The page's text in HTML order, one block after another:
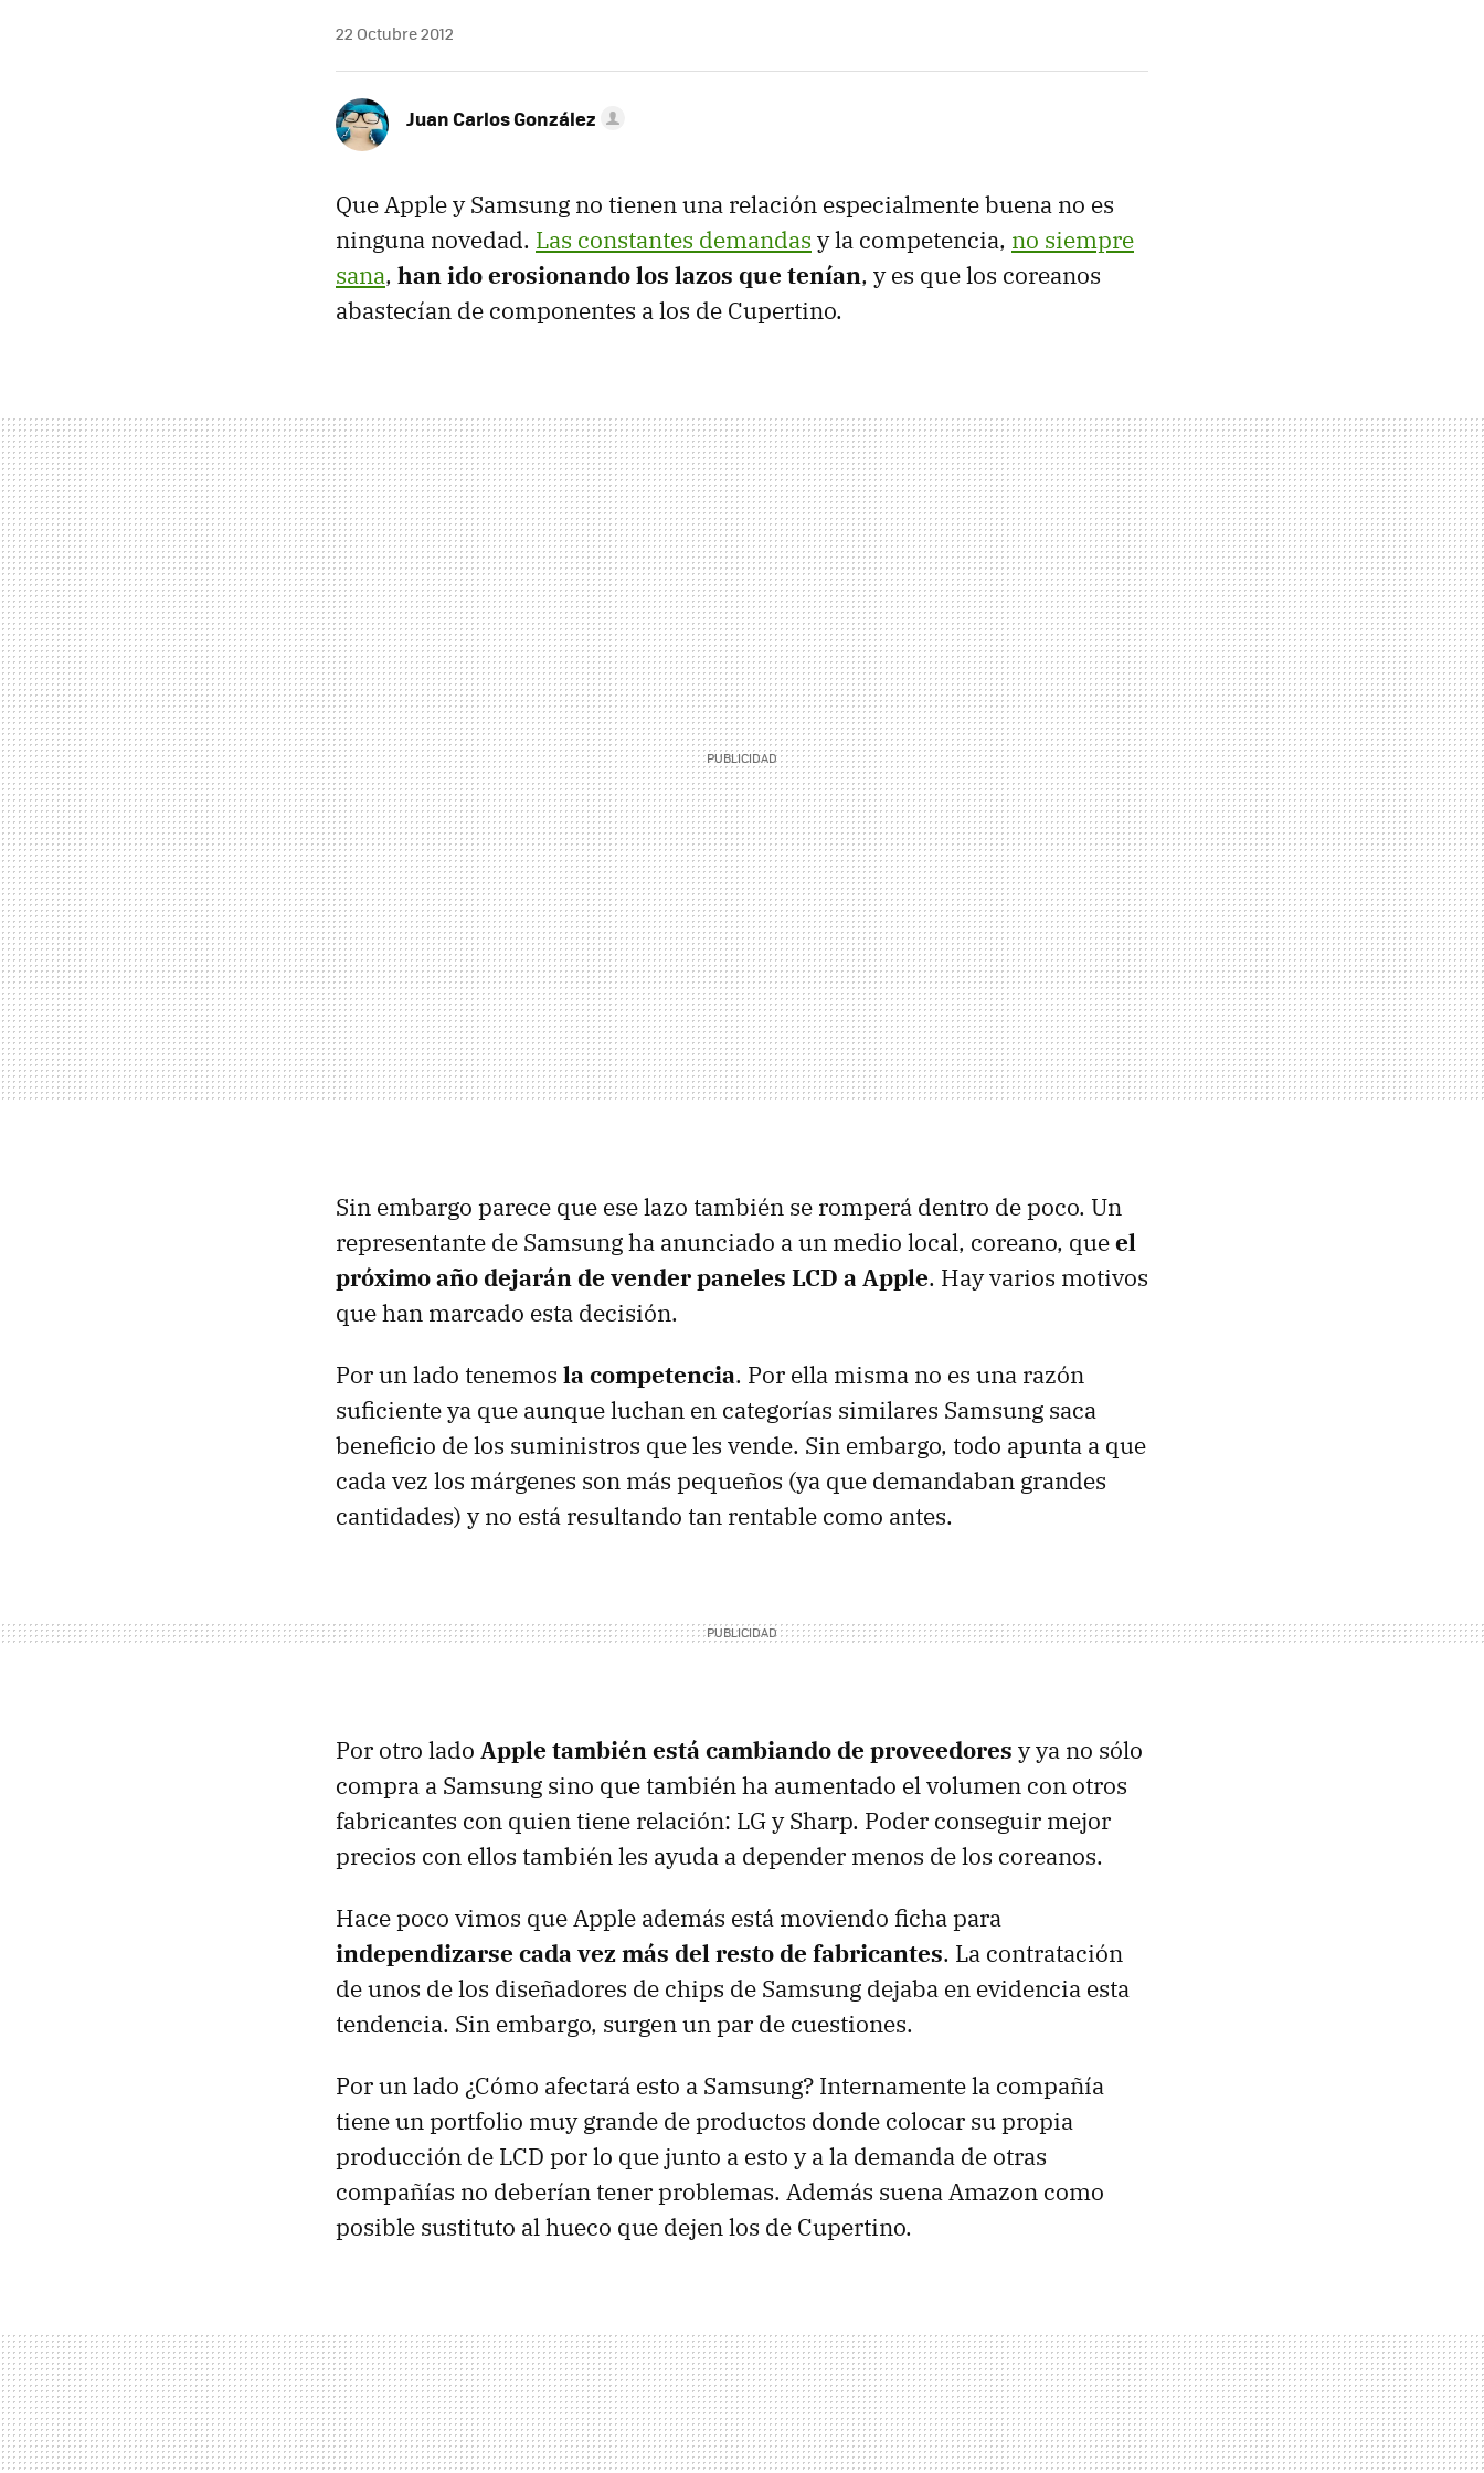
22 Octubre 2012
Juan Carlos González
Que Apple y Samsung no tienen una relación especialmente buena no es
ninguna novedad. Las constantes demandas y la competencia, no siempre
sana, han ido erosionando los lazos que tenían, y es que los coreanos
abastecían de componentes a los de Cupertino.
Sin embargo parece que ese lazo también se romperá dentro de poco. Un
representante de Samsung ha anunciado a un medio local, coreano, queel
próximo año dejarán de vender paneles LCD a Apple. Hay varios motivos
que han marcado esta decisión.
Por un lado tenemos la competencia. Por ella misma no es una razón
suficiente ya que aunque luchan en categorías similares Samsung saca
beneficio de los suministros que les vende. Sin embargo, todo apunta a que
cada vez los márgenes son más pequeños (ya que demandaban grandes
cantidades) y no está resultando tan rentable como antes.
Por otro lado Apple también está cambiando de proveedores y ya no sólo
compra a Samsung sino que también ha aumentado el volumen con otros
fabricantes con quien tiene relación: LG y Sharp. Poder conseguir mejor
precios con ellos también les ayuda a depender menos de los coreanos.
Hace poco vimos que Apple además está moviendo ficha para
independizarse cada vez más del resto de fabricantes. La contratación
de unos de los diseñadores de chips de Samsung dejaba en evidencia esta
tendencia. Sin embargo, surgen un par de cuestiones.
Por un lado ¿Cómo afectará esto a Samsung? Internamente la compañía
tiene un portfolio muy grande de productos donde colocar su propia
producción de LCD por lo que junto a esto y a la demanda de otras
compañías no deberían tener problemas. Además suena Amazon como
posible sustituto al hueco que dejen los de Cupertino.